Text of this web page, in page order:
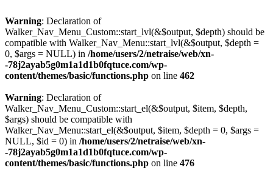
Warning: Declaration of
Walker_Nav_Menu_Custom::start_lvl(&$output, $depth) should be
compatible with Walker_Nav_Menu::start_lvl(&$output, $depth =
0, $args = NULL) in /home/users/2/netraise/web/xn-
-78j2ayab5g0m1a1d1b0fqtuce.com/wp-
content/themes/basic/functions.php on line 462
Warning: Declaration of
Walker_Nav_Menu_Custom::start_el(&$output, $item, $depth,
$args) should be compatible with
Walker_Nav_Menu::start_el(&$output, $item, $depth = 0, $args =
NULL, $id = 0) in /home/users/2/netraise/web/xn-
-78j2ayab5g0m1a1d1b0fqtuce.com/wp-
content/themes/basic/functions.php on line 476